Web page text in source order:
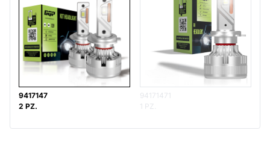
9417147
2 PZ.
94171471
1 PZ.